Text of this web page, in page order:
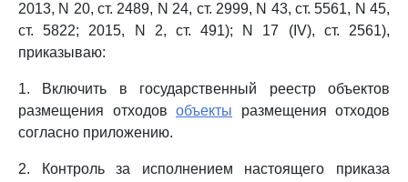
2013, N 20, ст. 2489, N 24, ст. 2999, N 43, ст. 5561, N 45,
ст. 5822; 2015, N 2, ст. 491); N 17 (IV), ст. 2561),
приказываю:
1. Включить в государственный реестр объектов
размещения отходов объекты размещения отходов
согласно приложению.
2. Контроль за исполнением настоящего приказа